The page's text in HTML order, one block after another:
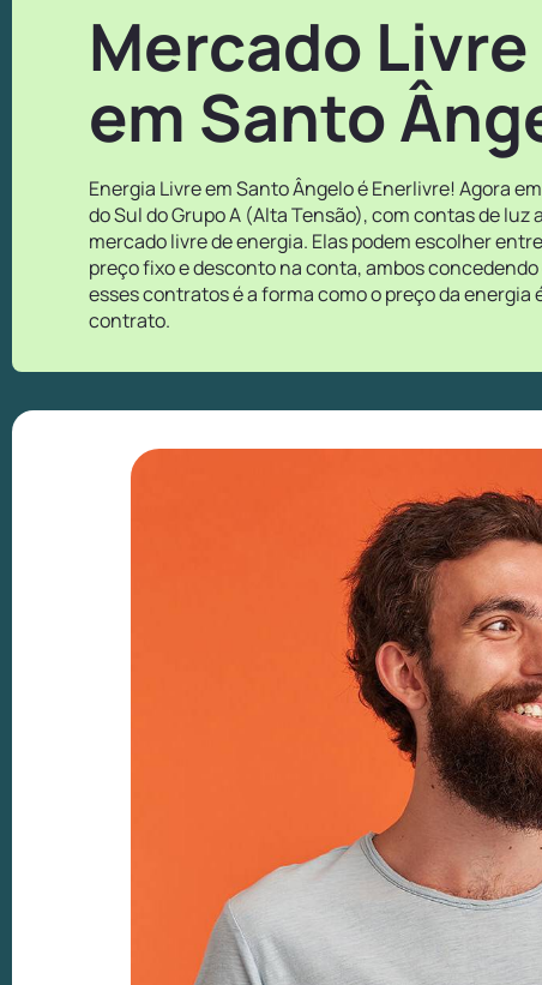
Mercado
em Santo
Energia Livre em Santo Ângelo é Enerlivre! Agora
do Sul do Grupo A (Alta Tensão), com contas de luz
mercado livre de energia. Elas podem escolher
preço fixo e desconto na conta, ambos
esses contratos é a forma como o preço da energia
contrato.